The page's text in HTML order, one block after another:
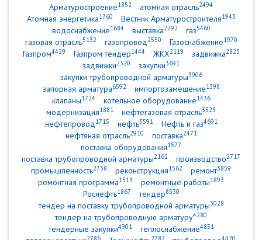
Арматуростроение1852 атомная отрасль2494
Атомная энергетика1760 Вестник Арматуростроителя1943
водоснабжение1684 выставка2292 газ5460
газовая отрасль5132 газопровод2550 Газоснабжение1970
Газпром4429 Газпром тендер1444 ЖКХ2119 задвижка2823
задвижки2320 закупки3691
закупки трубопроводной арматуры3906
запорная арматура6592 импортозамещение1398
клапаны1724 котельное оборудование1436
модернизация1881 нефтегазовая отрасль3523
нефтепровод1715 нефть3591 Нефть и газ4691
нефтяная отрасль2910 поставка2471
поставка оборудования1577
поставка трубопроводной арматуры2162 производство2717
промышленность2738 реконструкция1562 ремонт3859
ремонтная программа1513 ремонтные работы1893
Роснефть1867 тендер8530
тендер на поставку трубопроводной арматуры3028
тендер на трубопроводную арматуру4280
тендерные закупки4901 теплоснабжение4851
2786 2782 4420